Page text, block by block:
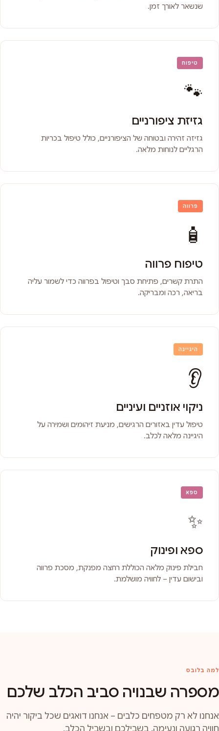
שנשאר לאורך זמן.
טיפוח
🐾
גזיזת ציפורניים
גזיזה זהירה ובטוחה של הציפורניים, כולל טיפול בכריות
הרגליים לנוחות מלאה.
פרווה
🧴
טיפוח פרווה
התרת קשרים, פתיחת סבך וטיפול בפרווה כדי לשמור עליה
בריאה, רכה ומבריקה.
היגיינה
👂
ניקוי אוזניים ועיניים
טיפול עדין באזורים הרגישים, מניעת זיהומים ושמירה על
היגיינה מלאה לכלב.
ספא
✨
ספא ופינוק
חבילת פינוק מלאה הכוללת רחצה מפנקת, מסכת פרווה
ובישום עדין – לחוויה מושלמת.
למה בלובס
מספרה שבנויה סביב הכלב שלכם
אנחנו לא רק מטפחים כלבים – אנחנו דואגים שכל ביקור יהיה
חוויה רגועה ונעימה, בשבילכם ובשביל הכלב.